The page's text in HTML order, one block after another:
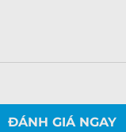
ĐÁNH GIÁ NGAY